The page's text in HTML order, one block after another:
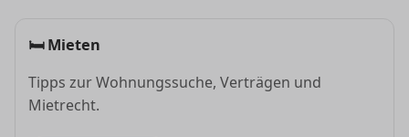
🛏Mieten
Tipps zur Wohnungssuche, Verträgen und
Mietrecht.